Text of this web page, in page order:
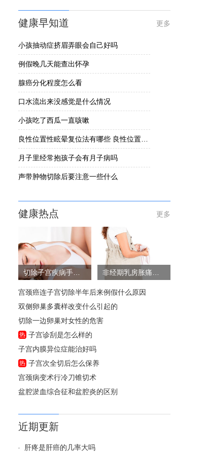
健康早知道 更多
小孩抽动症挤眉弄眼会自己好吗
例假晚几天能查出怀孕
腺癌分化程度怎么看
口水流出来没感觉是什么情况
小孩吃了西瓜一直咳嗽
良性位置性眩晕复位法有哪些 良性位置性眩晕要怎么办
月子里经常抱孩子会有月子病吗
声带肿物切除后要注意一些什么
健康热点 更多
切除子宫疾病手术风险大吗 非经期乳房胀痛的原因
宫颈癌连子宫切除半年后来例假什么原因
双侧卵巢多囊样改变什么引起的
切除一边卵巢对女性的危害
热 子宫诊刮是怎么样的
子宫内膜异位症能治好吗
热 子宫次全切后怎么保养
宫颈病变术行冷刀锥切术
盆腔淤血综合征和盆腔炎的区别
近期更新
肝疼是肝癌的几率大吗